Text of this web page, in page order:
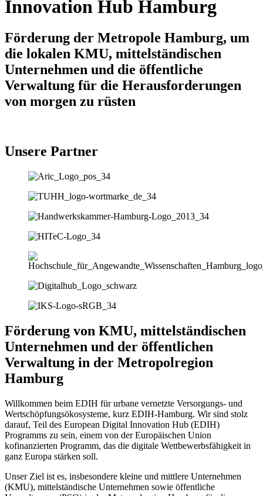
Innovation Hub Hamburg
Förderung der Metropole Hamburg, um
die lokalen KMU, mittelständischen
Unternehmen und die öffentliche
Verwaltung für die Herausforderungen
von morgen zu rüsten
Unsere Partner
Förderung von KMU, mittelständischen
Unternehmen und der öffentlichen
Verwaltung in der Metropolregion
Hamburg
Willkommen beim EDIH für urbane vernetzte Versorgungs- und
Wertschöpfungsökosysteme, kurz EDIH-Hamburg. Wir sind stolz
darauf, Teil des European Digital Innovation Hub (EDIH)
Programms zu sein, einem von der Europäischen Union
kofinanzierten Programm, das die digitale Wettbewerbsfähigkeit in
ganz Europa stärken soll.
Unser Ziel ist es, insbesondere kleine und mittlere Unternehmen
(KMU), mittelständische Unternehmen sowie öffentliche